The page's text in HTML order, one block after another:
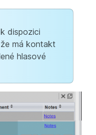
dispozici
má kontakt
hlasové